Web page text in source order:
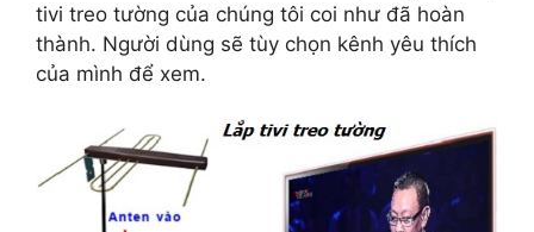
tivi treo tường của chúng tôi coi như đã hoàn
thành. Người dùng sẽ tùy chọn kênh yêu thích
của mình để xem.